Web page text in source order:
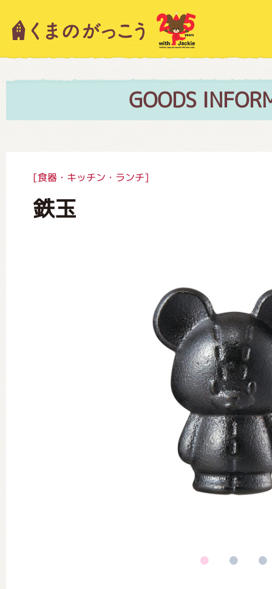
GOODS
[食器・キッチン・ランチ]
鉄玉
キャラクター紹介
絵本・作家紹介
グッズインフォメーション
ミュージカル・コンサート
おたのしみコンテンツ(クイズ・